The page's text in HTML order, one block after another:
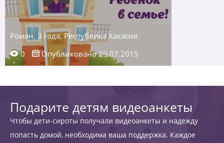
Роман, 3 года, Республика Хакасия
0
Опубликовано 29.07.2015
Подарите детям видеоанкеты
Чтобы дети-сироты получали видеоанкеты и надежду
попасть домой, необходима ваша поддержка. Каждое